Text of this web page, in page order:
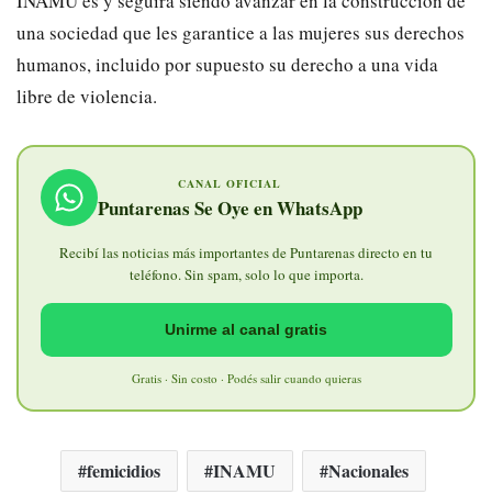
una sociedad que les garantice a las mujeres sus derechos
humanos, incluido por supuesto su derecho a una vida
libre de violencia.
CANAL OFICIAL
Puntarenas Se Oye en WhatsApp
Recibí las noticias más importantes de Puntarenas directo en tu
teléfono. Sin spam, solo lo que importa.
Unirme al canal gratis
Gratis · Sin costo · Podés salir cuando quieras
femicidios INAMU Nacionales